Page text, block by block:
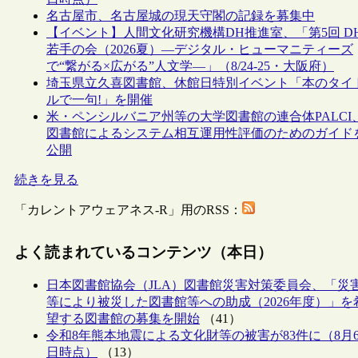
名古屋市、名古屋城の現天守閣の記録を募集中
【イベント】人間文化研究機構DH推進室、「第5回
若手の会（2026夏）―デジタル・ヒューマニティーズ
で“繋がる×広がる”人文学―」（8/24-25・大阪府）
埼玉県立久喜図書館、休館日特別イベント「本のタイ
ルで一句!」を開催
米・ペンシルバニア州等の大学図書館の連合体PALCI、
図書館によるシステム相互運用性評価のためのガイド
公開
続きを見る
「カレントアウェアネス-R」用のRSS：
よく読まれているコンテンツ（本日）
日本図書館協会（JLA）図書館災害対策委員会、「災
等により被災した図書館等への助成（2026年度）」を
望する図書館の募集を開始 （41）
令和8年熊本地震による文化財等の被害が83件に（8月
日時点）
（13）